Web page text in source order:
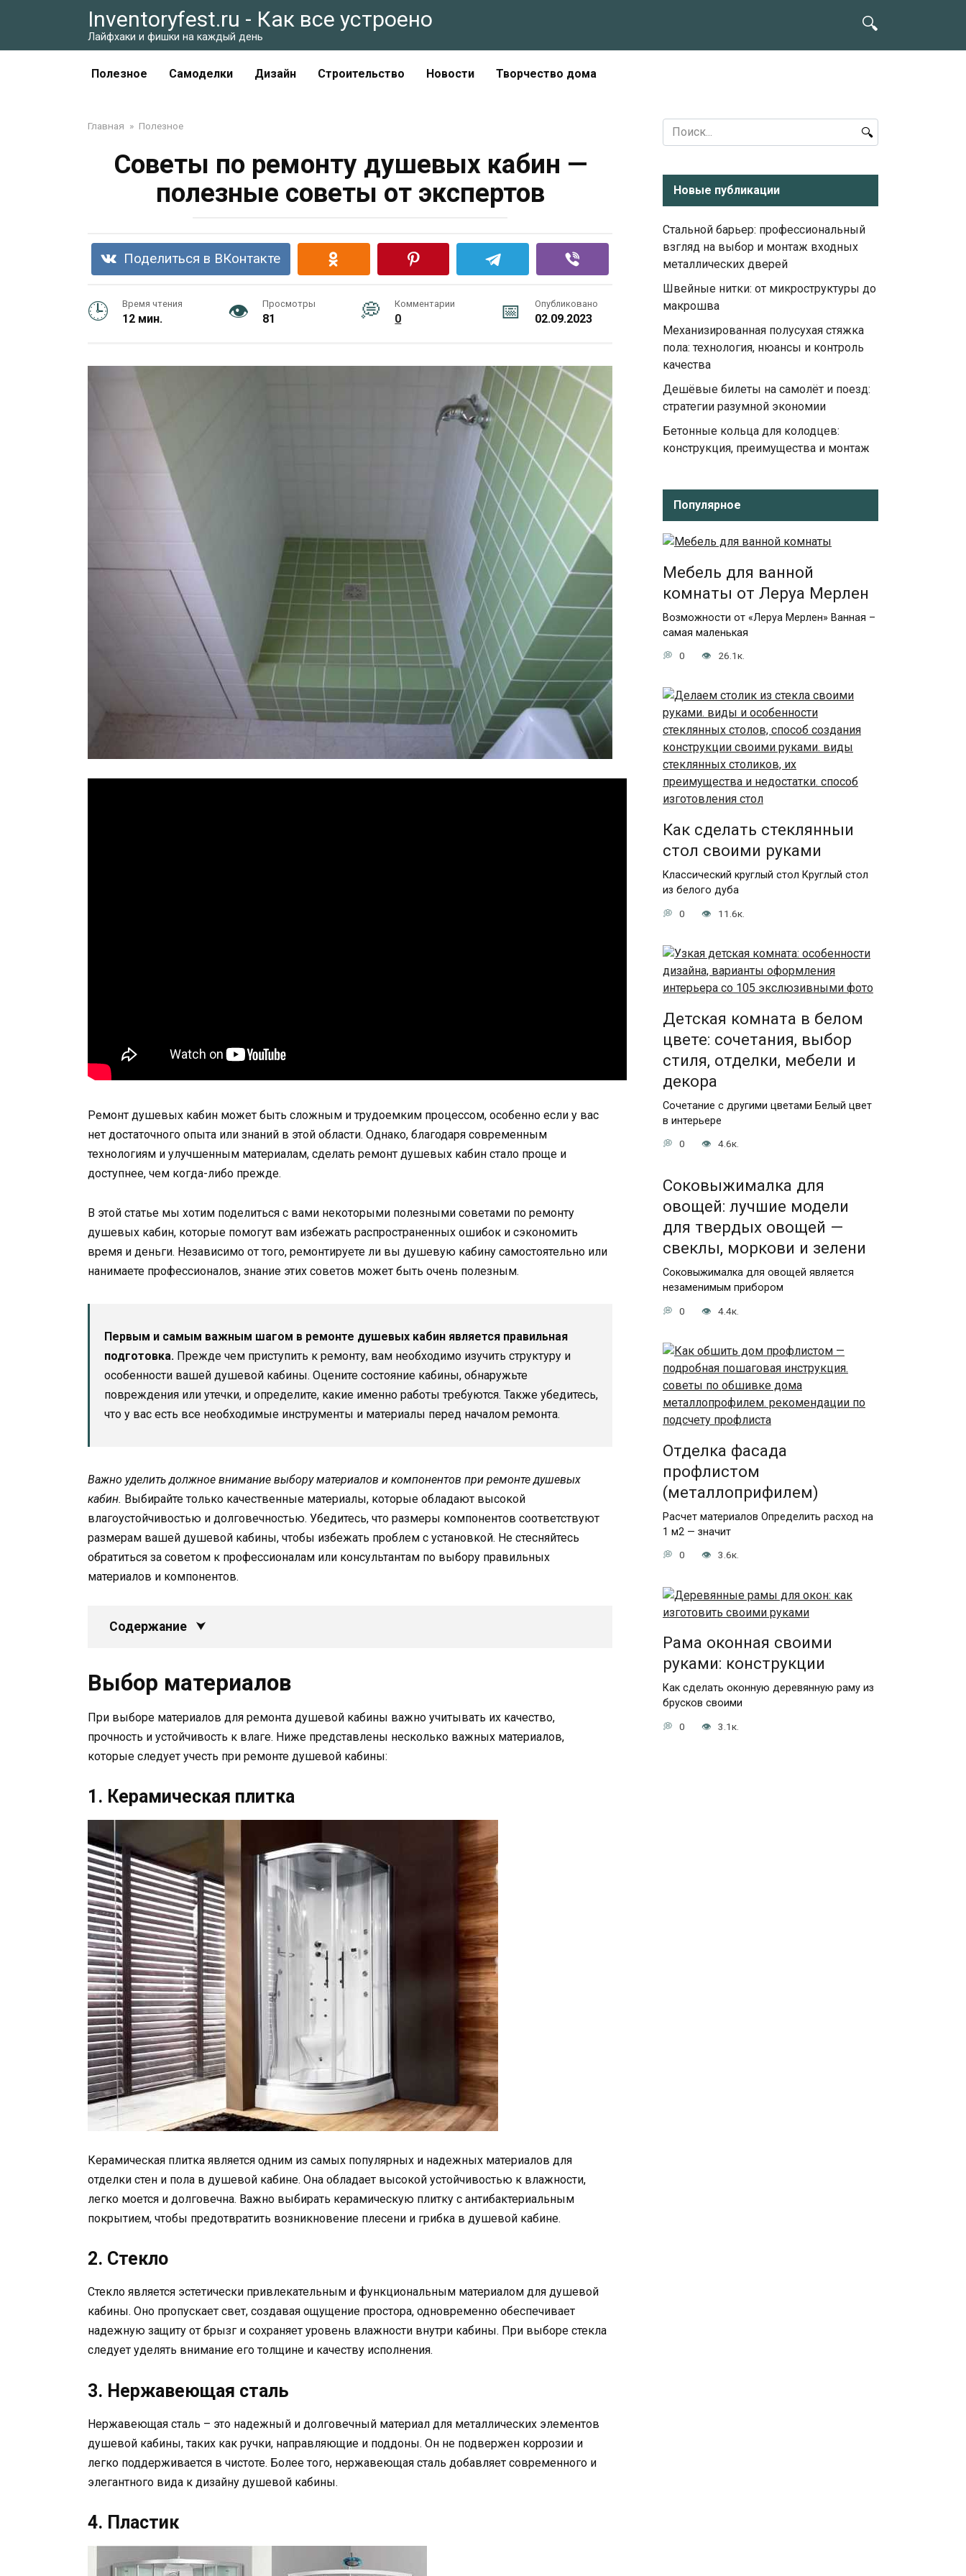
Inventoryfest.ru - Как все устроено
Лайфхаки и фишки на каждый день
Полезное Самоделки Дизайн Строительство Новости Творчество дома
Главная » Полезное
Советы по ремонту душевых кабин —
полезные советы от экспертов
Поделиться в ВКонтакте
Время чтения
12 мин.
Просмотры
81
Комментарии
0
Опубликовано
02.09.2023
Ремонт душевых кабин может быть сложным и трудоемким процессом, особенно если у вас
нет достаточного опыта или знаний в этой области. Однако, благодаря современным
технологиям и улучшенным материалам, сделать ремонт душевых кабин стало проще и
доступнее, чем когда-либо прежде.
В этой статье мы хотим поделиться с вами некоторыми полезными советами по ремонту
душевых кабин, которые помогут вам избежать распространенных ошибок и сэкономить
время и деньги. Независимо от того, ремонтируете ли вы душевую кабину самостоятельно или
нанимаете профессионалов, знание этих советов может быть очень полезным.
Первым и самым важным шагом в ремонте душевых кабин является правильная
подготовка. Прежде чем приступить к ремонту, вам необходимо изучить структуру и
особенности вашей душевой кабины. Оцените состояние кабины, обнаружьте
повреждения или утечки, и определите, какие именно работы требуются. Также убедитесь,
что у вас есть все необходимые инструменты и материалы перед началом ремонта.
Важно уделить должное внимание выбору материалов и компонентов при ремонте душевых
кабин. Выбирайте только качественные материалы, которые обладают высокой
влагоустойчивостью и долговечностью. Убедитесь, что размеры компонентов соответствуют
размерам вашей душевой кабины, чтобы избежать проблем с установкой. Не стесняйтесь
обратиться за советом к профессионалам или консультантам по выбору правильных
материалов и компонентов.
Содержание
Выбор материалов
При выборе материалов для ремонта душевой кабины важно учитывать их качество,
прочность и устойчивость к влаге. Ниже представлены несколько важных материалов,
которые следует учесть при ремонте душевой кабины:
1. Керамическая плитка
Керамическая плитка является одним из самых популярных и надежных материалов для
отделки стен и пола в душевой кабине. Она обладает высокой устойчивостью к влажности,
легко моется и долговечна. Важно выбирать керамическую плитку с антибактериальным
покрытием, чтобы предотвратить возникновение плесени и грибка в душевой кабине.
2. Стекло
Стекло является эстетически привлекательным и функциональным материалом для душевой
кабины. Оно пропускает свет, создавая ощущение простора, одновременно обеспечивает
надежную защиту от брызг и сохраняет уровень влажности внутри кабины. При выборе стекла
следует уделять внимание его толщине и качеству исполнения.
3. Нержавеющая сталь
Нержавеющая сталь – это надежный и долговечный материал для металлических элементов
душевой кабины, таких как ручки, направляющие и поддоны. Он не подвержен коррозии и
легко поддерживается в чистоте. Более того, нержавеющая сталь добавляет современного и
элегантного вида к дизайну душевой кабины.
4. Пластик
Search
for:
Новые публикации
Стальной барьер: профессиональный
взгляд на выбор и монтаж входных
металлических дверей
Швейные нитки: от микроструктуры до
макрошва
Механизированная полусухая стяжка
пола: технология, нюансы и контроль
качества
Дешёвые билеты на самолёт и поезд:
стратегии разумной экономии
Бетонные кольца для колодцев:
конструкция, преимущества и монтаж
Популярное
Мебель для ванной
комнаты от Леруа Мерлен
Возможности от «Леруа Мерлен» Ванная –
самая маленькая
0 26.1к.
Как сделать стеклянныи
стол своими руками
Классический круглый стол Круглый стол
из белого дуба
0 11.6к.
Детская комната в белом
цвете: сочетания, выбор
стиля, отделки, мебели и
декора
Сочетание с другими цветами Белый цвет
в интерьере
0 4.6к.
Соковыжималка для
овощей: лучшие модели
для твердых овощей —
свеклы, моркови и зелени
Соковыжималка для овощей является
незаменимым прибором
0 4.4к.
Отделка фасада
профлистом
(металлоприфилем)
Расчет материалов Определить расход на
1 м2 — значит
0 3.6к.
Рама оконная своими
руками: конструкции
Как сделать оконную деревянную раму из
брусков своими
0 3.1к.